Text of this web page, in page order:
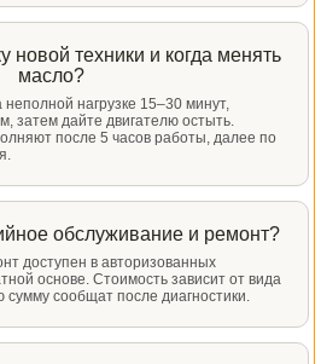
новой техники и когда менять
масло?
нагрузке 15–30 минут,
затем дайте двигателю остыть.
после 5 часов работы, далее по
обслуживание и ремонт?
доступен в авторизованных
основе. Стоимость зависит от вида
сообщат после диагностики.